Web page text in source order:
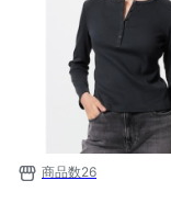
商品数26